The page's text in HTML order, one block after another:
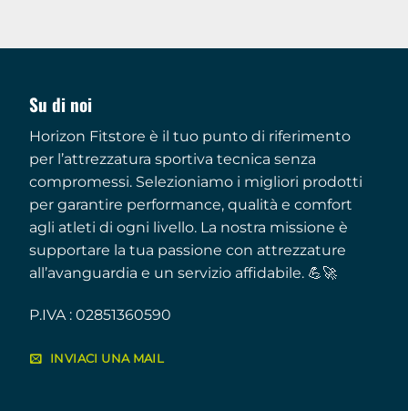
Su di noi
Horizon Fitstore è il tuo punto di riferimento
per l’attrezzatura sportiva tecnica senza
compromessi. Selezioniamo i migliori prodotti
per garantire performance, qualità e comfort
agli atleti di ogni livello. La nostra missione è
supportare la tua passione con attrezzature
all’avanguardia e un servizio affidabile. 💪🚀
P.IVA : 02851360590
INVIACI UNA MAIL